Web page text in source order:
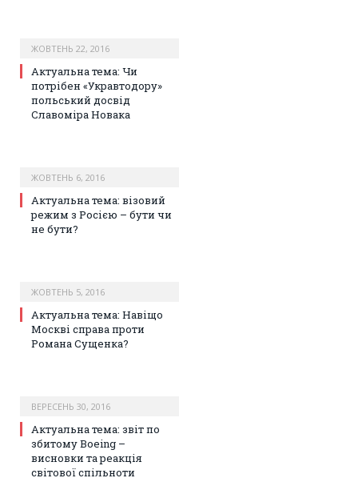
ЖОВТЕНЬ 22, 2016
Актуальна тема: Чи
потрібен «Укравтодору»
польський досвід
Славоміра Новака
ЖОВТЕНЬ 6, 2016
Актуальна тема: візовий
режим з Росією – бути чи
не бути?
ЖОВТЕНЬ 5, 2016
Актуальна тема: Навіщо
Москві справа проти
Романа Сущенка?
ВЕРЕСЕНЬ 30, 2016
Актуальна тема: звіт по
збитому Boeing –
висновки та реакція
світової спільноти